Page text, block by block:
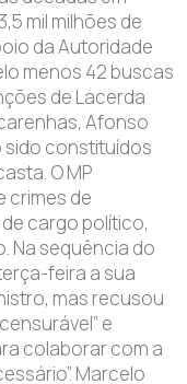
mil milhões de
da Autoridade
menos 42 buscas
de Lacerda
Afonso
sido constituídos
O MP
crimes de
cargo político,
Na sequência do
feira a sua
mas recusou
e
colaborar com a
Marcelo